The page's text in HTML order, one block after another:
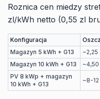
Roznica cen miedzy
zl/kWh netto (0,55 zl
Konfiguracja
Magazyn 5 kWh + G13
~2,25
Magazyn 10 kWh + G13
~4,50
PV 8 kWp + magazyn
10 kWh + G13
~8-12